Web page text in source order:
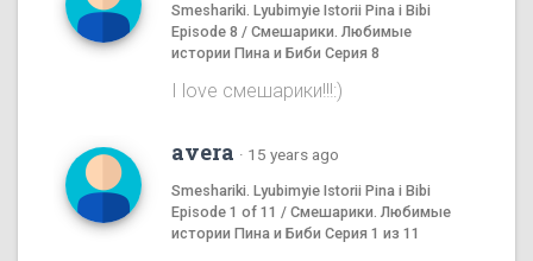
Smeshariki. Lyubimyie Istorii Pina i Bibi
Episode 8 / Смешарики. Любимые
истории Пина и Биби Серия 8
I love смешаpики!!!:)
avera · 15 years ago
Smeshariki. Lyubimyie Istorii Pina i Bibi
Episode 1 of 11 / Смешарики. Любимые
истории Пина и Биби Серия 1 из 11